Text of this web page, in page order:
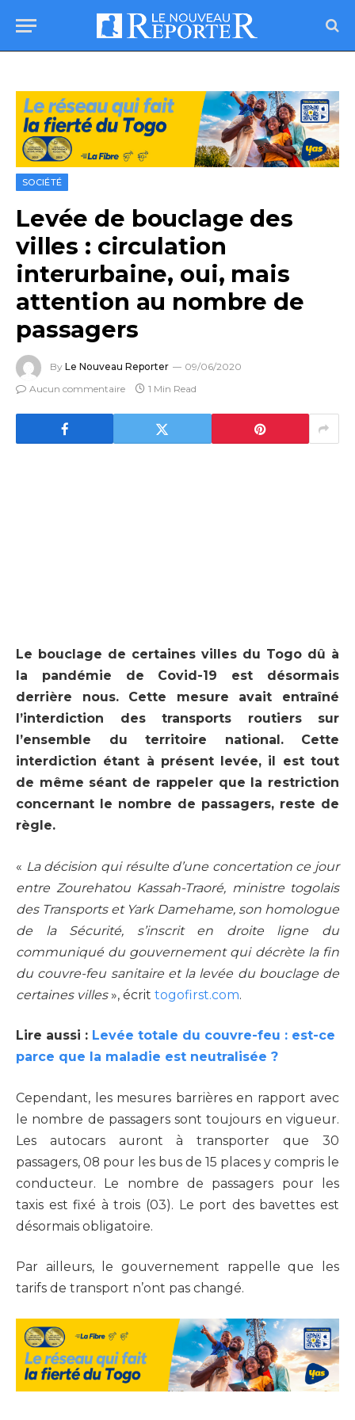
SOCIÉTÉ
Levée de bouclage des
villes : circulation
interurbaine, oui, mais
attention au nombre de
passagers
By Le Nouveau Reporter
09/06/2020
Aucun commentaire
1 Min Read
Le bouclage de certaines villes du Togo dû à
la pandémie de Covid-19 est désormais
derrière nous. Cette mesure avait entraîné
l’interdiction des transports routiers sur
l’ensemble du territoire national. Cette
interdiction étant à présent levée, il est tout
de même séant de rappeler que la restriction
concernant le nombre de passagers, reste de
règle.
« La décision qui résulte d’une concertation ce jour
entre Zourehatou Kassah-Traoré, ministre togolais
des Transports et Yark Damehame, son homologue
de la Sécurité, s’inscrit en droite ligne du
communiqué du gouvernement qui décrète la fin
du couvre-feu sanitaire et la levée du bouclage de
certaines villes», écrit togofirst.com.
Lire aussi : Levée totale du couvre-feu : est-ce
parce que la maladie est neutralisée ?
Cependant, les mesures barrières en rapport avec
le nombre de passagers sont toujours en vigueur.
Les autocars auront à transporter que 30
passagers, 08 pour les bus de 15 places y compris le
conducteur. Le nombre de passagers pour les
taxis est fixé à trois (03). Le port des bavettes est
désormais obligatoire.
Par ailleurs, le gouvernement rappelle que les
tarifs de transport n’ont pas changé.